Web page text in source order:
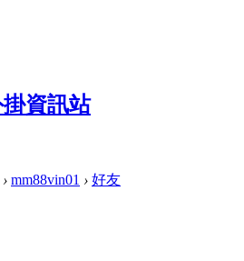
› mm88vin01 › 好友